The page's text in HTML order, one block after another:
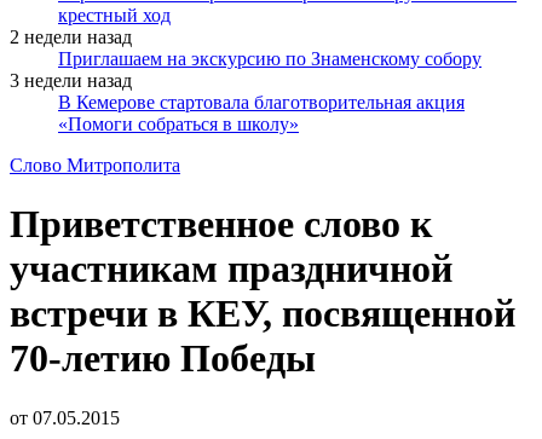
крестный ход
2 недели назад
Приглашаем на экскурсию по Знаменскому собору
3 недели назад
В Кемерове стартовала благотворительная акция
«Помоги собраться в школу»
Слово Митрополита
Приветственное слово к
участникам праздничной
встречи в КЕУ, посвященной
70-летию Победы
от 07.05.2015